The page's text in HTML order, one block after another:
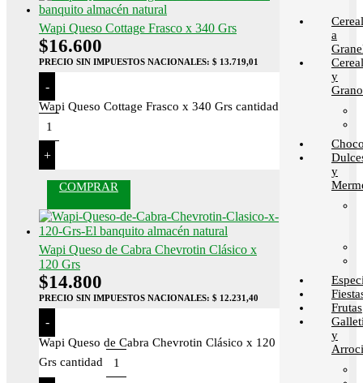
Wapi Queso Cottage Frasco x 340 Grs
$16.600
PRECIO SIN IMPUESTOS NACIONALES: $ 13.719,01
-
Wapi Queso Cottage Frasco x 340 Grs cantidad
+
COMPRAR
Wapi Queso de Cabra Chevrotin Clásico x
120 Grs
$14.800
PRECIO SIN IMPUESTOS NACIONALES: $ 12.231,40
-
Wapi Queso de Cabra Chevrotin Clásico x 120
Grs cantidad
a
y
y
Frutas
y